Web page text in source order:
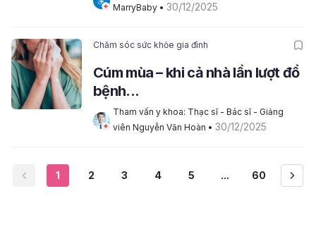
MarryBaby • 30/12/2025
Chăm sóc sức khỏe gia đình
Cúm mùa – khi cả nhà lần lượt đổ
bệnh...
Tham vấn y khoa: Thạc sĩ - Bác sĩ - Giảng
viên Nguyễn Văn Hoàn • 30/12/2025
1 2 3 4 5 ... 60